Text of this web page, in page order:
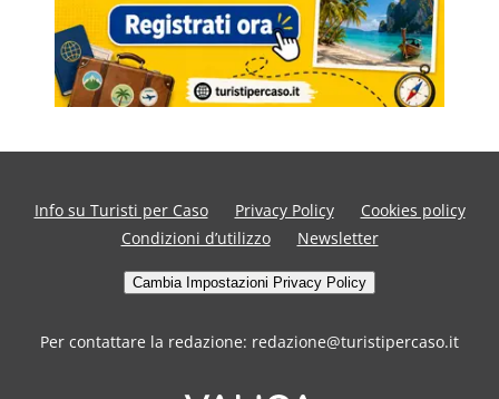
Info su Turisti per Caso Privacy Policy
Cookies policy
Condizioni d’utilizzo
Newsletter
Cambia Impostazioni Privacy Policy
Per contattare la redazione: redazione@turistipercaso.it